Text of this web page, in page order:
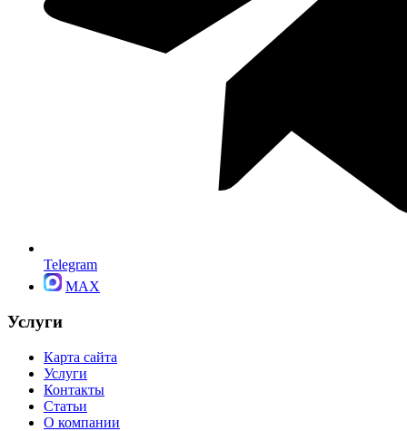
Telegram
MAX
Услуги
Карта сайта
Услуги
Контакты
Статьи
О компании